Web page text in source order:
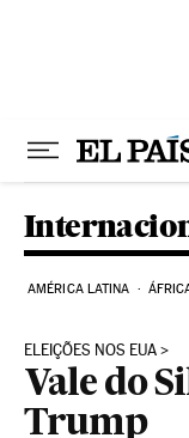
AMÉRICA LATINA
ELEIÇÕES NOS EUA
Vale do
Trump